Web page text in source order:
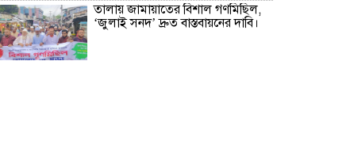
তালায় জামায়াতের বিশাল গণমিছিল,
‘জুলাই সনদ’ দ্রুত বাস্তবায়নের দাবি।